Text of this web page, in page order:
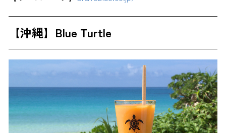
【沖縄】Blue Turtle